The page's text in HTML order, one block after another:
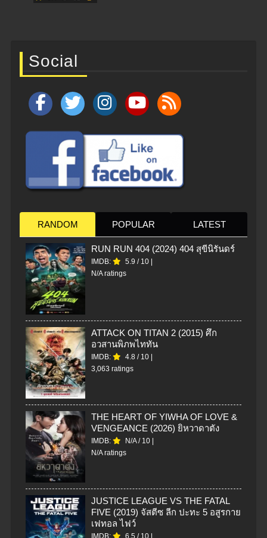
Social
RANDOM POPULAR LATEST
RUN RUN 404 (2024) 404 สุขีนิรันดร์
IMDB: 5.9 / 10 |
N/A ratings
ATTACK ON TITAN 2 (2015) ศึก
อวสานพิภพไททัน
IMDB: 4.8 / 10 |
3,063 ratings
THE HEART OF YIWHA OF LOVE &
VENGEANCE (2026) ยิหวาดาตัง
IMDB: N/A/ 10 |
N/A ratings
JUSTICE LEAGUE VS THE FATAL
FIVE (2019) จัสตีซ ลีก ปะทะ 5 อสูรกาย
เฟทอล ไฟว์
IMDB: 6.5 / 10 |